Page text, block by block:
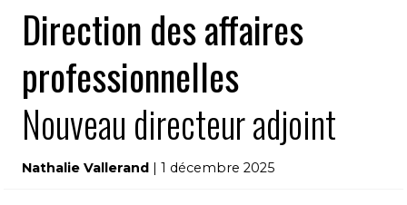
Direction des affaires
professionnelles
Nouveau directeur adjoint
Nathalie Vallerand | 1 décembre 2025